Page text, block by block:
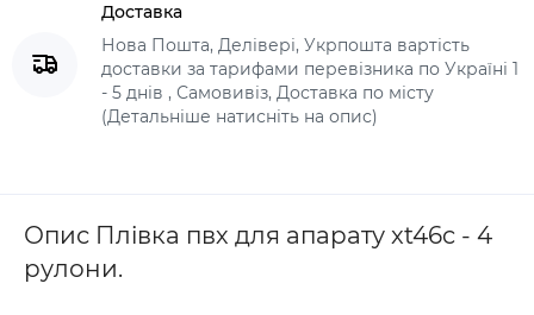
Доставка
Нова Пошта, Делівері, Укрпошта вартість
доставки за тарифами перевізника по Україні 1
- 5 днів , Самовивіз, Доставка по місту
(Детальніше натисніть на опис)
Опис Плівка пвх для апарату xt46c - 4
рулони.